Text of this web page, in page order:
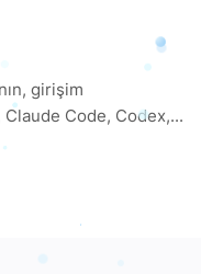
girişim
Code, Codex,...